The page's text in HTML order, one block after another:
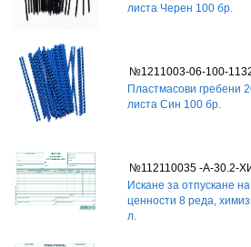
листа Черен 100 бр.
№1211003-06-100-
Пластмасови гребени
листа Син 100 бр.
№112110035 -А-30.2-
Искане за отпускане
ценности 8 реда,
л.